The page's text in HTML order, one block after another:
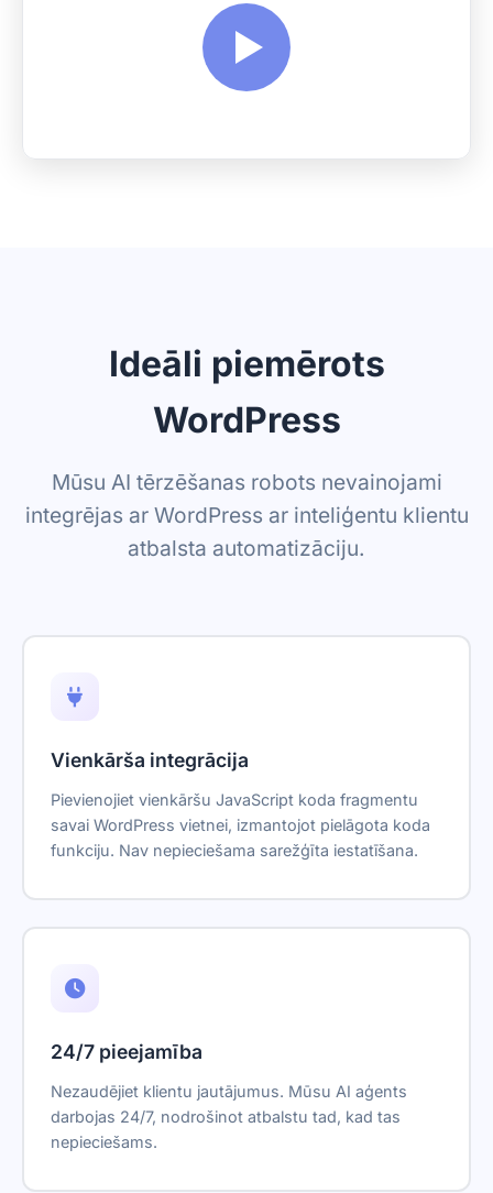
Ideāli piemērots
WordPress
Mūsu AI tērzēšanas robots nevainojami
integrējas ar WordPress ar inteliģentu klientu
atbalsta automatizāciju.
Vienkārša integrācija
Pievienojiet vienkāršu JavaScript koda fragmentu
savai WordPress vietnei, izmantojot pielāgota koda
funkciju. Nav nepieciešama sarežģīta iestatīšana.
24/7 pieejamība
Nezaudējiet klientu jautājumus. Mūsu AI aģents
darbojas 24/7, nodrošinot atbalstu tad, kad tas
nepieciešams.